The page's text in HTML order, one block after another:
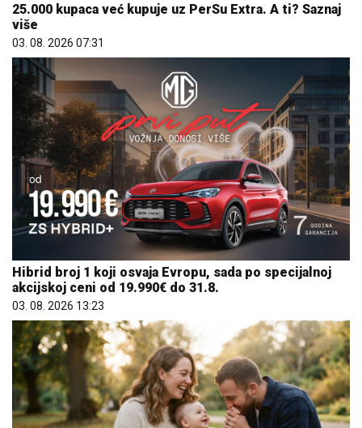
25.000 kupaca već kupuje uz PerSu Extra. A ti? Saznaj
više
03. 08. 2026 07:31
Hibrid broj 1 koji osvaja Evropu, sada po specijalnoj
akcijskoj ceni od 19.990€ do 31.8.
03. 08. 2026 13:23